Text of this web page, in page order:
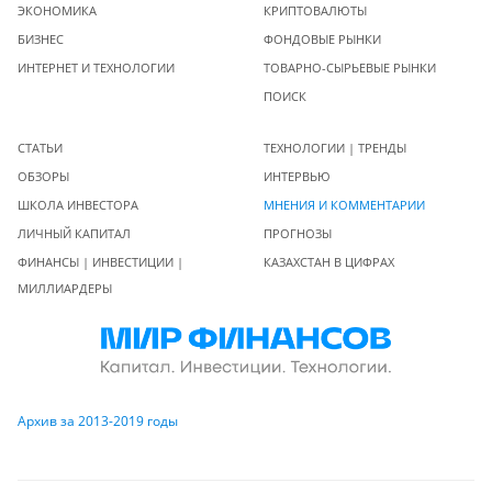
ЭКОНОМИКА
БИЗНЕС
ИНТЕРНЕТ И ТЕХНОЛОГИИ
КРИПТОВАЛЮТЫ
ФОНДОВЫЕ РЫНКИ
ТОВАРНО-СЫРЬЕВЫЕ РЫНКИ
ПОИСК
СТАТЬИ
ОБЗОРЫ
ШКОЛА ИНВЕСТОРА
ЛИЧНЫЙ КАПИТАЛ
ФИНАНСЫ | ИНВЕСТИЦИИ |
МИЛЛИАРДЕРЫ
ТЕХНОЛОГИИ | ТРЕНДЫ
ИНТЕРВЬЮ
МНЕНИЯ И КОММЕНТАРИИ
ПРОГНОЗЫ
КАЗАХСТАН В ЦИФРАХ
Архив за 2013-2019 годы